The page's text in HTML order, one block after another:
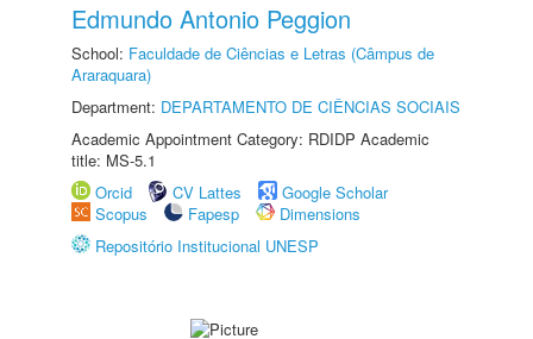
Edmundo Antonio Peggion
School: Faculdade de Ciências e Letras (Câmpus de
Araraquara)
Department: DEPARTAMENTO DE CIÊNCIAS SOCIAIS
Academic Appointment Category: RDIDP Academic
title: MS-5.1
Orcid
CV Lattes
Google Scholar
Scopus
Fapesp
Dimensions
Repositório Institucional UNESP